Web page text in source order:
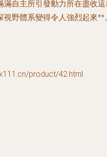
自主所引發動力所在盡收
野體系變得令人強烈起來**
product/42.html